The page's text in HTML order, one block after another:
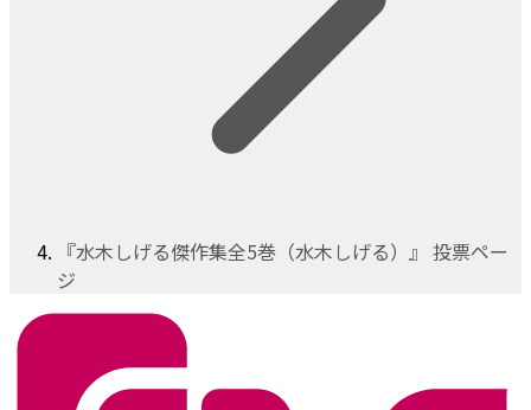
『水木しげる傑作集全5巻（水木しげる）』 投票ペー
ジ